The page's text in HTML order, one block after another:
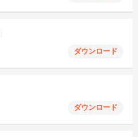
ダウンロード
ダウンロード